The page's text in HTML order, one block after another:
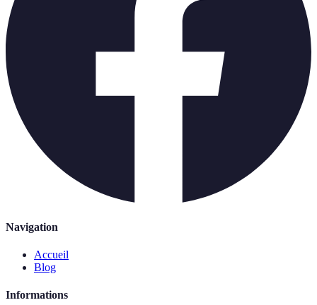
Navigation
Accueil
Blog
Informations